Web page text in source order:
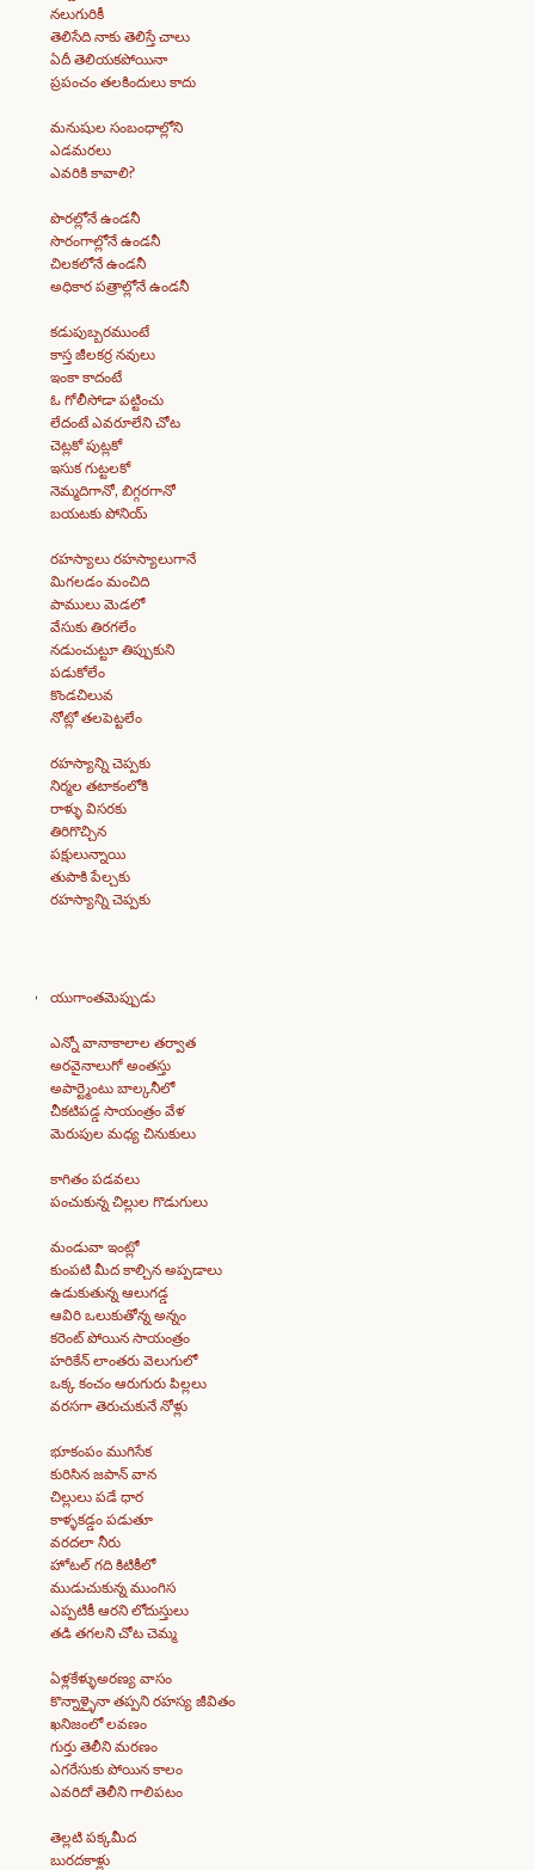
నలుగురికీ
తెలిసేది నాకు తెలిస్తే చాలు
ఏదీ తెలియకపోయినా
ప్రపంచం తలకిందులు కాదు
మనుషుల సంబంధాల్లోని
ఎడమరలు
ఎవరికి కావాలి?
పొరల్లోనే ఉండనీ
సొరంగాల్లోనే ఉండనీ
చిలకలోనే ఉండనీ
అధికార పత్రాల్లోనే ఉండనీ
కడుపుబ్బరముంటే
కాస్త జీలకర్ర నవులు
ఇంకా కాదంటే
ఓ గోలీసోడా పట్టించు
లేదంటే ఎవరూలేని చోట
చెట్లకో పుట్లకో
ఇసుక గుట్టలకో
నెమ్మదిగానో, బిగ్గరగానో
బయటకు పోనియ్
రహస్యాలు రహస్యాలుగానే
మిగలడం మంచిది
పాములు మెడలో
వేసుకు తిరగలేం
నడుంచుట్టూ తిప్పుకుని
పడుకోలేం
కొండచిలువ
నోట్లో తలపెట్టలేం
రహస్యాన్ని చెప్పకు
నిర్మల తటాకంలోకి
రాళ్ళు విసరకు
తిరిగొచ్చిన
పక్షులున్నాయి
తుపాకి పేల్చకు
రహస్యాన్ని చెప్పకు
యుగాంతమెప్పుడు
ఎన్నో వానాకాలాల తర్వాత
అరవైనాలుగో అంతస్తు
అపార్ట్మెంటు బాల్కనీలో
చీకటిపడ్డ సాయంత్రం వేళ
మెరుపుల మధ్య చినుకులు
కాగితం పడవలు
పంచుకున్న చిల్లుల గొడుగులు
మండువా ఇంట్లో
కుంపటి మీద కాల్చిన అప్పడాలు
ఉడుకుతున్న ఆలుగడ్డ
ఆవిరి ఒలుకుతోన్న అన్నం
కరెంట్ పోయిన సాయంత్రం
హరికేన్ లాంతరు వెలుగులో
ఒక్క కంచం ఆరుగురు పిల్లలు
వరసగా తెరుచుకునే నోళ్లు
భూకంపం ముగిసేక
కురిసిన జపాన్ వాన
చిల్లులు పడే ధార
కాళ్ళకడ్డం పడుతూ
వరదలా నీరు
హోటల్ గది కిటికీలో
ముడుచుకున్న ముంగిస
ఎప్పటికీ ఆరని లోదుస్తులు
తడి తగలని చోట చెమ్మ
ఏళ్లకేళ్ళుఅరణ్య వాసం
కొన్నాళ్ళైనా తప్పని రహస్య జీవితం
ఖనిజంలో లవణం
గుర్తు తెలీని మరణం
ఎగరేసుకు పోయిన కాలం
ఎవరిదో తెలీని గాలిపటం
తెల్లటి పక్కమీద
బురదకాళ్లు